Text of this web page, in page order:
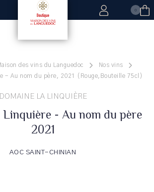
0
des vins du Languedoc
Nos vins
- Au nom du père, 2021 (Rouge,Bouteille 75cl)
DOMAINE LA LINQUIÈRE
Linquière - Au nom du père
2021
AOC SAINT-CHINIAN